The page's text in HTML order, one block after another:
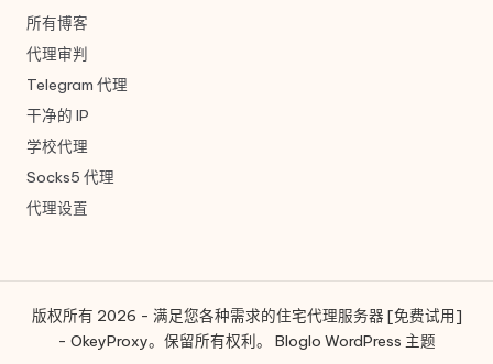
所有博客
代理审判
Telegram 代理
干净的 IP
学校代理
Socks5 代理
代理设置
版权所有 2026 - 满足您各种需求的住宅代理服务器 [免费试用]
- OkeyProxy。保留所有权利。 Bloglo WordPress 主题